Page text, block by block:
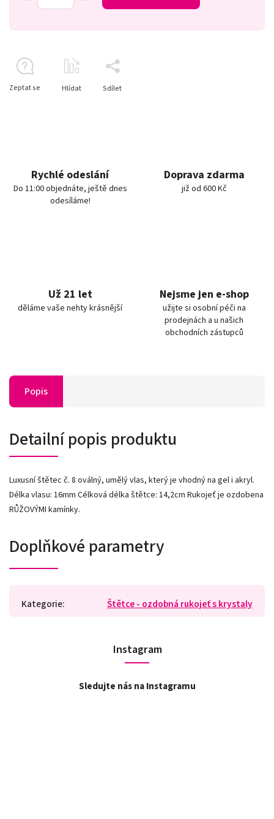
Zeptat se Hlídat Sdílet
Rychlé odeslání
Do 11:00 objednáte, ještě dnes
odesíláme!
Doprava zdarma
již od 600 Kč
Už 21 let
děláme vaše nehty krásnější
Nejsme jen e-shop
užijte si osobní péči na
prodejnách a u našich
obchodních zástupců
Popis
Detailní popis produktu
Luxusní štětec č. 8 oválný, umělý vlas, který je vhodný na gel i akryl.
Délka vlasu: 16mm Célková délka štětce: 14,2cm Rukojeť je ozdobena
RŮŽOVÝMI kamínky.
Doplňkové parametry
Kategorie: Štětce - ozdobná rukojeť s krystaly
Instagram
Sledujte nás na Instagramu